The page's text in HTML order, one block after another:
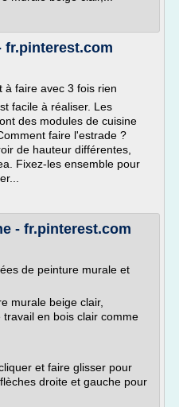
fr.pinterest.com
à faire avec 3 fois rien
facile à réaliser. Les
des modules de cuisine
faire l'estrade ?
de hauteur différentes,
Fixez-les ensemble pour
- fr.pinterest.com
de peinture murale et
murale beige clair,
en bois clair comme
et faire glisser pour
droite et gauche pour